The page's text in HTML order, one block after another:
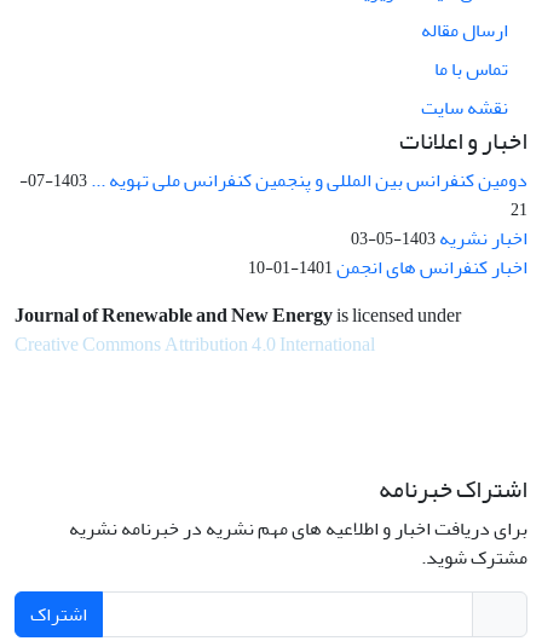
ارسال مقاله
تماس با ما
نقشه سایت
اخبار و اعلانات
دومین کنفرانس بین المللی و پنجمین کنفرانس ملی تهویه ...
1403-07-
21
اخبار نشریه1403-05-03
اخبار کنفرانس های انجمن1401-01-10
Journal of Renewable and New Energyis licensed under
Creative Commons Attribution 4.0 International
اشتراک خبرنامه
برای دریافت اخبار و اطلاعیه های مهم نشریه در خبرنامه نشریه
مشترک شوید.
اشتراک